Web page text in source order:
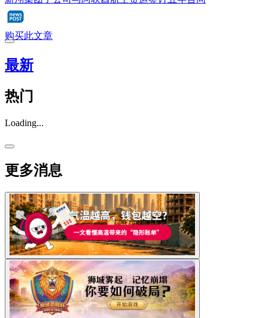
购买此文章
最新
热门
Loading...
更多消息